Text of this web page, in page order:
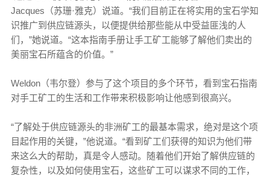
Jacques（苏珊·雅克）说道。“我们目前正在将实用的宝石学知
识推广到供应链源头，以便提供给那些能从中受益匪浅的人
们，”她说道。“这本指南手册让手工矿工能够了解他们卖出的
美丽宝石所蕴含的价值。”
Weldon（韦尔登）参与了这个项目的多个环节，看到宝石指南
对手工矿工的生活和工作带来积极影响让他感到很高兴。
“了解处于供应链源头的非洲矿工的最基本需求，绝对是这个项
目起作用的关键，”他说道。“看到矿工们获得的知识为他们带
来这么大的帮助，真是令人感动。随着他们开始了解供应链的
复杂性，以及如何使用宝石，这些矿工可以谋求不同的工作，